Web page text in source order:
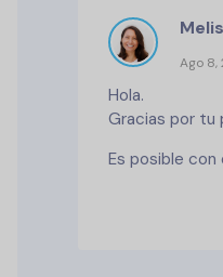
Ago 8,
Hola.
Gracias por tu
Es posible